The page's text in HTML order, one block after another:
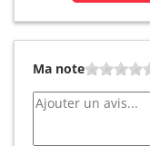
Ma note